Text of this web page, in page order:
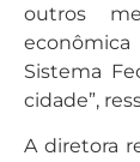
outros
Sistema
cidade”,
A diretora